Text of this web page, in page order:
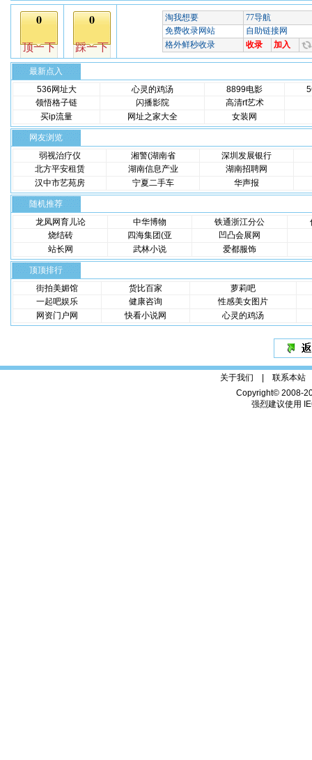
最新点入
536网址大
心灵的鸡汤 8899电影
领悟格子链
闪播影院
高清rt艺术
买ip流量
网址之家大全 女装网
网友浏览
弱视治疗仪
湘警(湖南省
深圳发展银行
北方平安租赁
湖南信息产业
湖南招聘网
汉中市艺苑房
宁夏二手车 华声报
随机推荐
龙凤网育儿论
中华博物 铁通浙江分公
烧结砖
四海集团(亚
凹凸会展网
站长网
武林小说 爱都服饰
顶顶排行
街拍美媚馆
货比百家
萝莉吧
一起吧娱乐
健康咨询
性感美女图片
网资门户网
快看小说网 心灵的鸡汤
关于我们 | 联系本站
Copyright© 2008-
强烈建议使用